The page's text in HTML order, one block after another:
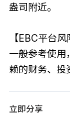
盎司附近。
【EBC平台
一般参考使用
赖的财务、投
立即分享